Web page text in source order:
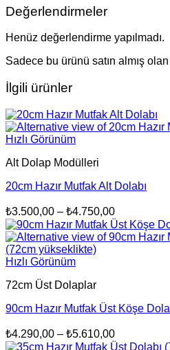
Değerlendirmeler
Henüz değerlendirme yapılmadı.
Sadece bu ürünü satın almış
İlgili ürünler
Hızlı Görünüm
Alt Dolap Modülleri
20cm Hazır Mutfak Alt Dolabı
₺3.500,00 – ₺4.750,00Fiyat
aralığı:
₺3.500,00
Hızlı Görünüm
72cm Üst Dolaplar
90cm Hazır Mutfak Üst Köşe
₺4.290,00 – ₺5.610,00Fiyat
aralığı: